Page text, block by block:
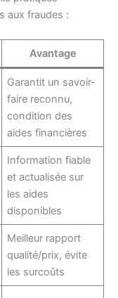
aux fraudes :
Avantage
Garantit un savoir-
faire reconnu,
condition des
aides financières
Information fiable
et actualisée sur
les aides
disponibles
Meilleur rapport
qualité/prix, évite
les surcoûts